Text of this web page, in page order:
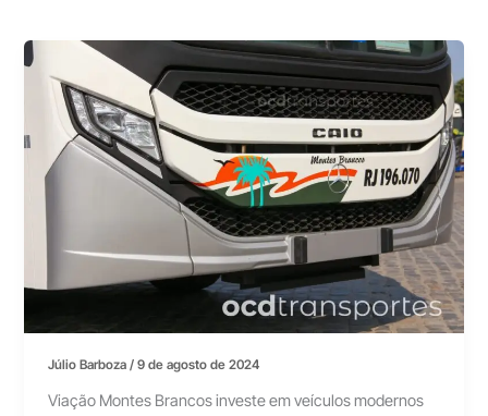
Júlio Barboza/9 de agosto de 2024
Viação Montes Brancos investe em veículos modernos